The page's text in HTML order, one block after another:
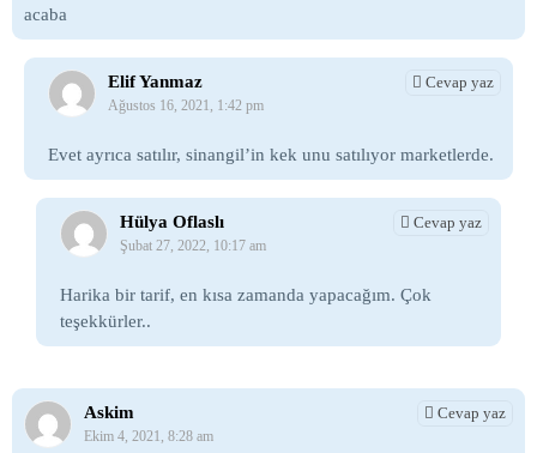
acaba
Elif Yanmaz
Ağustos 16, 2021, 1:42 pm
Evet ayrıca satılır, sinangil’in kek unu satılıyor marketlerde.
Cevap yaz
Hülya Oflaslı
Şubat 27, 2022, 10:17 am
Harika bir tarif, en kısa zamanda yapacağım. Çok
teşekkürler..
Cevap yaz
Askim
Ekim 4, 2021, 8:28 am
Cevap yaz